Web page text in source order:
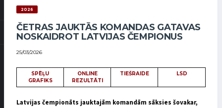
2026
ČETRAS JAUKTĀS KOMANDAS GATAVAS
NOSKAIDROT LATVIJAS ČEMPIONUS
25/03/2026
SPĒĻU
GRAFIKS
ONLINE
REZULTĀTI
TIEŠRAIDE LSD
Latvijas čempionāts jauktajām komandām sāksies šovakar,